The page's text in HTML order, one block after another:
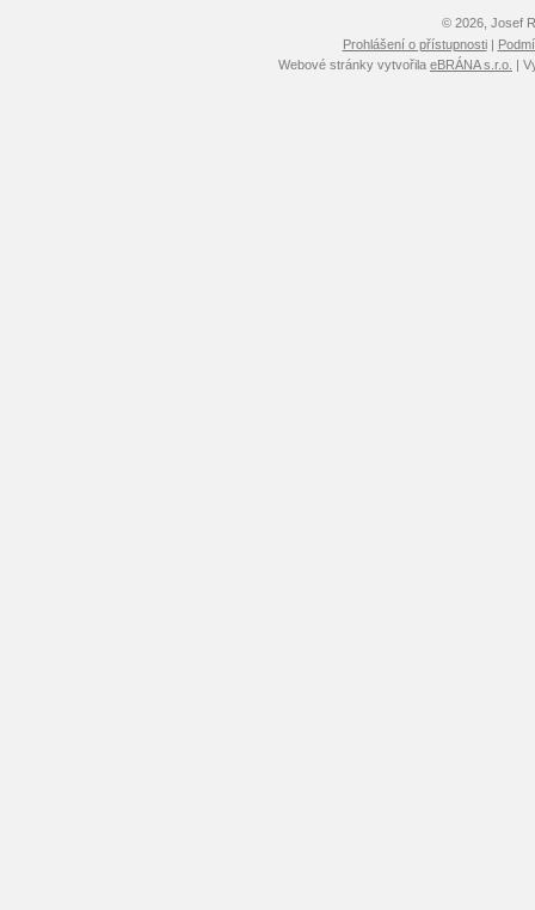
© 2026, Josef
Prohlášení o přístupnosti|
Webové stránky vytvořila eBRÁNA s.r.o. |